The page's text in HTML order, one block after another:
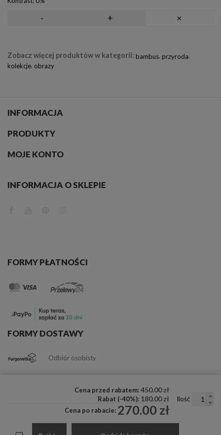
- + ×
Cena przed rabatem:450.00 zł
Rabat (-40%): 180.00 zł
Cena po rabacie: 270.00 zł
Ilość
Zobacz więcej produktów w kategorii: bambus, przyroda,
kolekcje, obrazy
INFORMACJA
PRODUKTY
MOJE KONTO
INFORMACJA O SKLEPIE
FORMY PŁATNOŚCI
FORMY DOSTAWY
Odbiór osobisty